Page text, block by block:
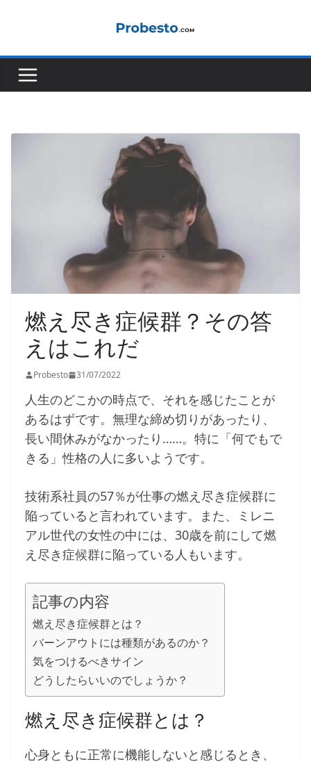
キ
燃え尽き症候群？その答
えはこれだ
Probesto 31/07/2022
人生のどこかの時点で、それを感じたことが
あるはずです。無理な締め切りがあったり、
長い間休みがなかったり……。特に「何でもで
きる」性格の人に多いようです。
技術系社員の57％が仕事の燃え尽き症候群に
陥っていると言われています。また、ミレニ
アル世代の女性の中には、30歳を前にして燃
え尽き症候群に陥っている人もいます。
記事の内容
燃え尽き症候群とは？
バーンアウトには種類があるのか？
気をつけるべきサイン
どうしたらいいのでしょうか？
燃え尽き症候群とは？
心身ともに正常に機能しないと感じるとき、